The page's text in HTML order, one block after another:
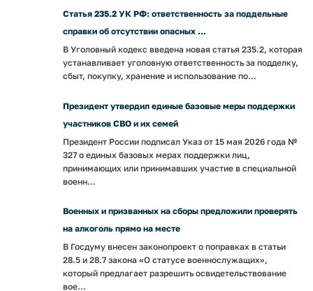
Статья 235.2 УК РФ: ответственность за поддельные
справки об отсутствии опасных ...
В Уголовный кодекс введена новая статья 235.2, которая
устанавливает уголовную ответственность за подделку,
сбыт, покупку, хранение и использование по...
Президент утвердил единые базовые меры поддержки
участников СВО и их семей
Президент России подписал Указ от 15 мая 2026 года №
327 о единых базовых мерах поддержки лиц,
принимающих или принимавших участие в специальной
военн...
Военных и призванных на сборы предложили проверять
на алкоголь прямо на месте
В Госдуму внесен законопроект о поправках в статьи
28.5 и 28.7 закона «О статусе военнослужащих»,
который предлагает разрешить освидетельствование
вое...